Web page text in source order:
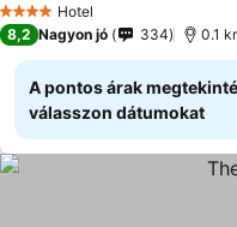
4 KategóriaHotel
8,2 Nagyon jó 334 0.1
A pontos árak
válasszon dátumokat